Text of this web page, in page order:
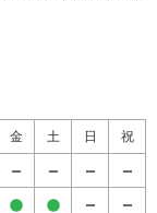
金 土 日 祝